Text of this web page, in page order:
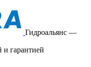
Гидроальянс —
и гарантией